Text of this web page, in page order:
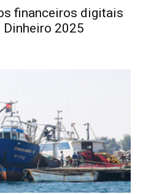
financeiros digitais
Dinheiro 2025